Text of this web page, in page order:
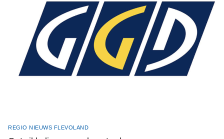
REGIO NIEUWS FLEVOLAND